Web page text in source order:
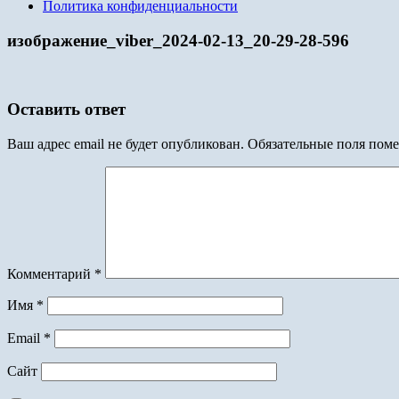
Политика конфиденциальности
изображение_viber_2024-02-13_20-29-28-596
Оставить ответ
Ваш адрес email не будет опубликован. Обязательные поля
Комментарий *
Имя *
Email *
Сайт